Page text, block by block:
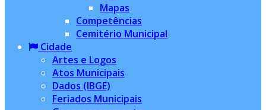
Mapas
Competências
Cemitério Municipal
Cidade
Artes e Logos
Atos Municipais
Dados (IBGE)
Feriados Municipais